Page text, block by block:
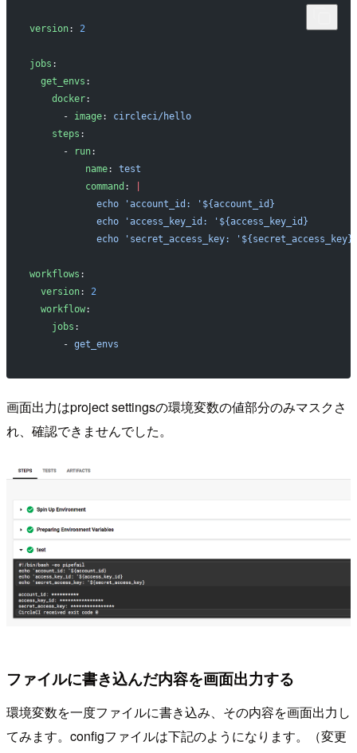
version: 2
jobs :
  get_envs
:
    docker
:
      -
image: circleci/hello
    steps
:
      -
run:
          name
: test
          command
:
            echo 'account_id: '${account_id}
            echo 'access_key_id: '${access_key_id}
            echo 'secret_access_key: '${secret_access_key}
workflows :
  version
: 2
  workflow
:
    jobs
:
      -
get_envs
画面出力はproject settingsの環境変数の値部分のみマスクさ
れ、確認できませんでした。
ファイルに書き込んだ内容を画面出力する
環境変数を一度ファイルに書き込み、その内容を画面出力し
てみます。configファイルは下記のようになります。（変更